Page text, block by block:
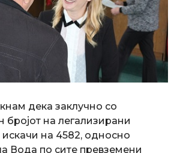
дека заклучно со
на легализирани
на 4582, односно
Вода по сите превземени